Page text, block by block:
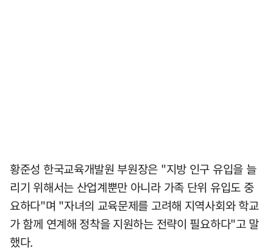
황준성 한국교육개발원 부원장은 "지방 인구 유입을 늘
리기 위해서는 산업계뿐만 아니라 가족 단위 유입도 중
요하다"며 "자녀의 교육문제를 고려해 지역사회와 학교
가 함께 연계해 정착을 지원하는 전략이 필요하다"고 말
했다.